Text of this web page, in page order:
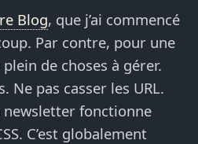
Blog, que j’ai commencé
Par contre, pour une
de choses à gérer.
Ne pas casser les URL.
newsletter fonctionne
C’est globalement